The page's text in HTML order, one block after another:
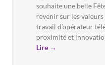
souhaite une belle
revenir sur les
travail d'opérateur
proximité et
Lire →